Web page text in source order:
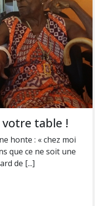
votre table !
honte : « chez moi
que ce ne soit une
de [...]